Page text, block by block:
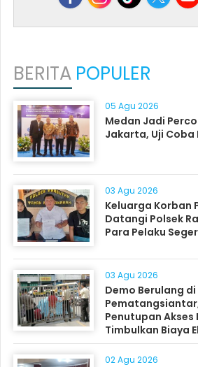
BERITA POPULER
05 Agu 2026
Medan Jadi
Jakarta, Uji Coba
03 Agu 2026
Keluarga Korban
Datangi Polsek
Para Pelaku
03 Agu 2026
Demo Berulang di
Penutupan Akses
Timbulkan Biaya
Masyarakat
02 Agu 2026